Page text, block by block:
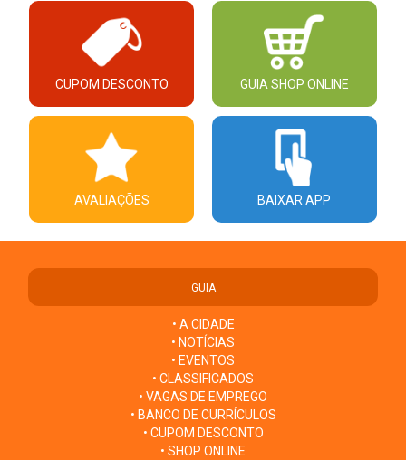
CUPOM DESCONTO GUIA SHOP ONLINE
AVALIAÇÕES BAIXAR APP
GUIA
• A CIDADE
• NOTÍCIAS
• EVENTOS
• CLASSIFICADOS
• VAGAS DE EMPREGO
• BANCO DE CURRÍCULOS
• CUPOM DESCONTO
• SHOP ONLINE